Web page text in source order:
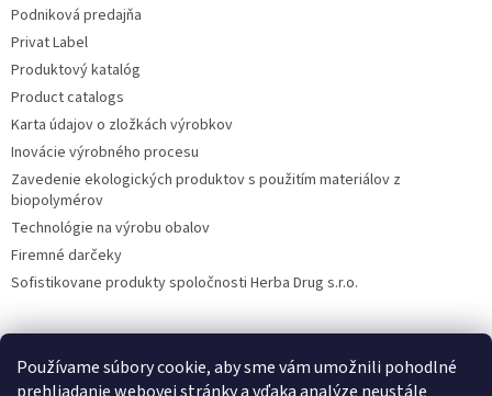
Používame súbory cookie, aby sme vám umožnili pohodlné
Podniková predajňa
Privat Label
Produktový katalóg
Product catalogs
Karta údajov o zložkách výrobkov
Inovácie výrobného procesu
Zavedenie ekologických produktov s použitím materiálov z
biopolymérov
Technológie na výrobu obalov
Firemné darčeky
Sofistikovane produkty spoločnosti Herba Drug s.r.o.
DiXi Carpathia Herbarium Nubian